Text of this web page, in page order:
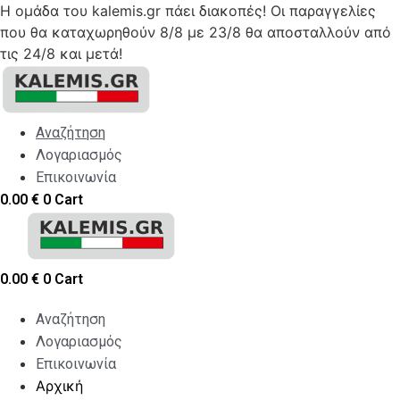
Η ομάδα του kalemis.gr πάει διακοπές! Οι παραγγελίες
που θα καταχωρηθούν 8/8 με 23/8 θα αποσταλλούν από
τις 24/8 και μετά!
Skip
content
Αναζήτηση
Λογαριασμός
Επικοινωνία
0.00 € 0 Cart
0.00 € 0 Cart
Αναζήτηση
Λογαριασμός
Επικοινωνία
Αρχική